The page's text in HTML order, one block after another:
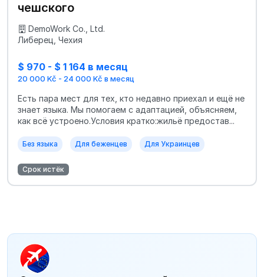
чешского
DemoWork Co., Ltd.
Либерец, Чехия
$ 970 - $ 1 164 в месяц
20 000 Kč - 24 000 Kč в месяц
Есть пара мест для тех, кто недавно приехал и ещё не
знает языка. Мы помогаем с адаптацией, объясняем,
как всё устроено.Условия кратко:жильё предостав...
Без языка Для беженцев Для Украинцев
Срок истёк